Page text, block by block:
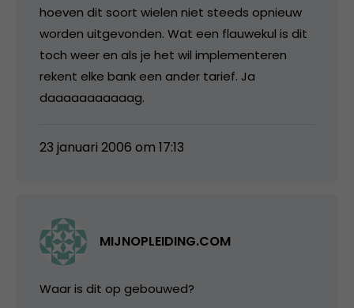
hoeven dit soort wielen niet steeds opnieuw
worden uitgevonden. Wat een flauwekul is dit
toch weer en als je het wil implementeren
rekent elke bank een ander tarief. Ja
daaaaaaaaaaag.
23 januari 2006 om 17:13
MIJNOPLEIDING.COM
Waar is dit op gebouwed?